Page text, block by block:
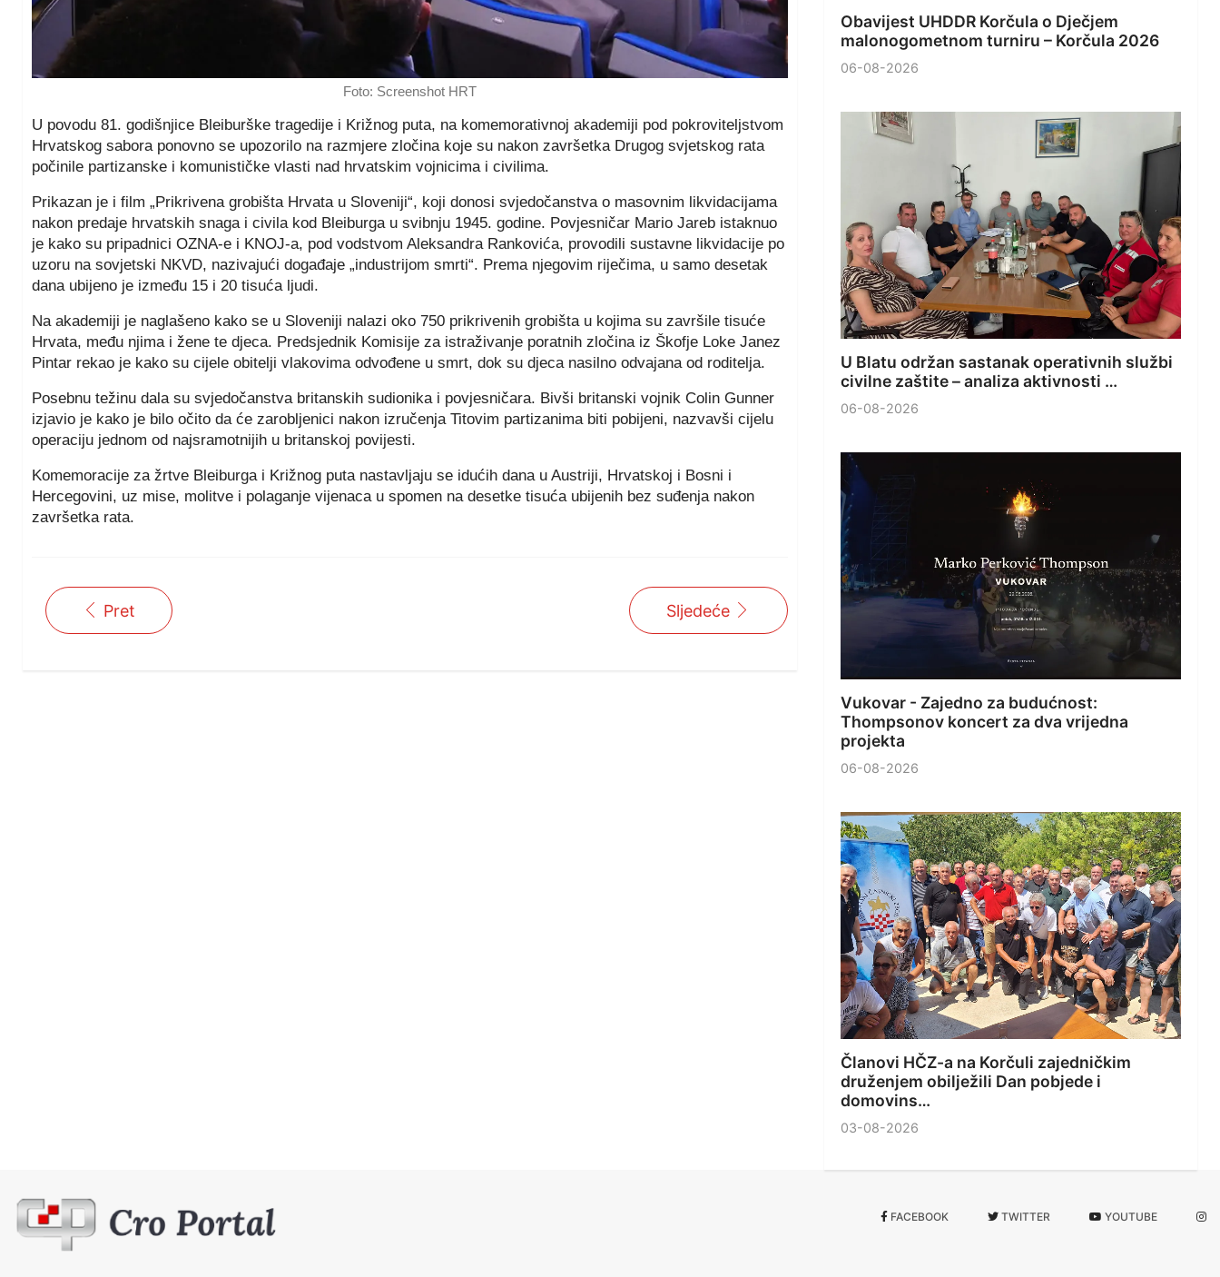
Foto: Screenshot HRT
U povodu 81. godišnjice Bleiburške tragedije i Križnog puta, na komemorativnoj akademiji pod pokroviteljstvom
Hrvatskog sabora ponovno se upozorilo na razmjere zločina koje su nakon završetka Drugog svjetskog rata
počinile partizanske i komunističke vlasti nad hrvatskim vojnicima i civilima.
Prikazan je i film „Prikrivena grobišta Hrvata u Sloveniji“, koji donosi svjedočanstva o masovnim likvidacijama
nakon predaje hrvatskih snaga i civila kod Bleiburga u svibnju 1945. godine. Povjesničar Mario Jareb istaknuo
je kako su pripadnici OZNA-e i KNOJ-a, pod vodstvom Aleksandra Rankovića, provodili sustavne likvidacije po
uzoru na sovjetski NKVD, nazivajući događaje „industrijom smrti“. Prema njegovim riječima, u samo desetak
dana ubijeno je između 15 i 20 tisuća ljudi.
Na akademiji je naglašeno kako se u Sloveniji nalazi oko 750 prikrivenih grobišta u kojima su završile tisuće
Hrvata, među njima i žene te djeca. Predsjednik Komisije za istraživanje poratnih zločina iz Škofje Loke Janez
Pintar rekao je kako su cijele obitelji vlakovima odvođene u smrt, dok su djeca nasilno odvajana od roditelja.
Posebnu težinu dala su svjedočanstva britanskih sudionika i povjesničara. Bivši britanski vojnik Colin Gunner
izjavio je kako je bilo očito da će zarobljenici nakon izručenja Titovim partizanima biti pobijeni, nazvavši cijelu
operaciju jednom od najsramotnijih u britanskoj povijesti.
Komemoracije za žrtve Bleiburga i Križnog puta nastavljaju se idućih dana u Austriji, Hrvatskoj i Bosni i
Hercegovini, uz mise, molitve i polaganje vijenaca u spomen na desetke tisuća ubijenih bez suđenja nakon
završetka rata.
Pret Sljedeće
Obavijest UHDDR Korčula o Dječjem
malonogometnom turniru – Korčula 2026
06-08-2026
U Blatu održan sastanak operativnih službi
civilne zaštite – analiza aktivnosti …
06-08-2026
Vukovar - Zajedno za budućnost:
Thompsonov koncert za dva vrijedna
projekta
06-08-2026
Članovi HČZ-a na Korčuli zajedničkim
druženjem obilježili Dan pobjede i
domovins…
03-08-2026
FACEBOOK TWITTER YOUTUBE